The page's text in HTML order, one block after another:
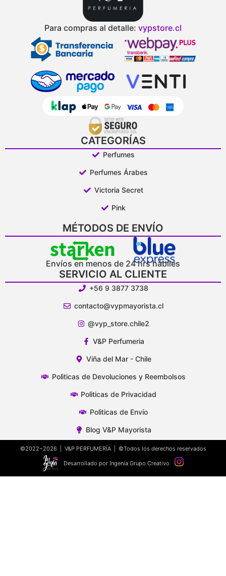
Para compras al detalle: vypstore.cl
CATEGORÍAS
Perfumes
Perfumes Árabes
Victoria Secret
Pink
MÉTODOS DE ENVÍO
Envíos en menos de 24 hrs hábiles
SERVICIO AL CLIENTE
+56 9 3877 3738
contacto@vypmayorista.cl
@vyp_store.chile2
V&P Perfumeria
Viña del Mar - Chile
Polìticas de Devoluciones y Reembolsos
Polìticas de Privacidad
Polìticas de Envío
Blog V&P Mayorista
©2022~2026 | V&P PERFUMERÍA | ©Todos los derechos reservados
Desarrollado por Ingenia Grupo Creativo